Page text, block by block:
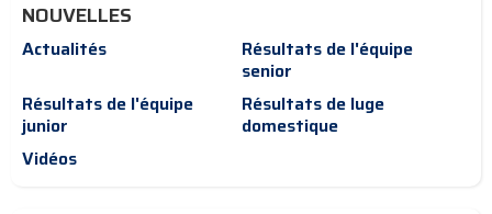
NOUVELLES
Actualités
Résultats de l'équipe
senior
Résultats de l'équipe
junior
Résultats de luge
domestique
Vidéos